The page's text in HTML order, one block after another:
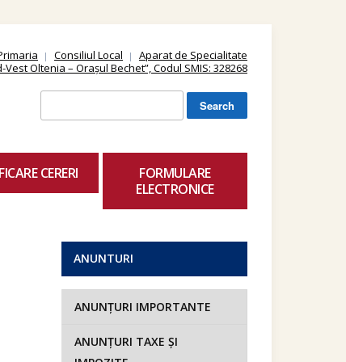
Consiliul Local
Aparat de Specialitate
Oltenia – Orașul Bechet”, Codul SMIS: 328268
for:
CERERI
FORMULARE
ELECTRONICE
ANUNTURI
ANUNȚURI IMPORTANTE
ANUNȚURI TAXE ȘI